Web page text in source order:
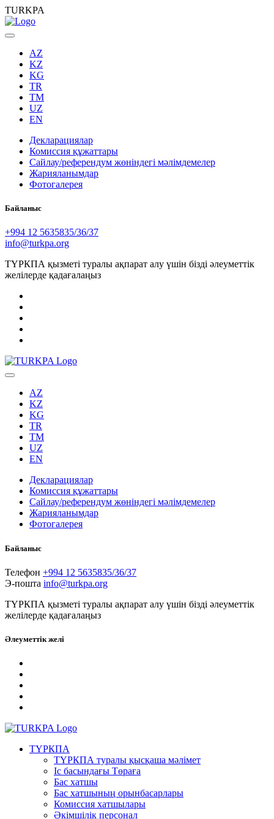
TURKPA
AZ
KZ
KG
TR
TM
UZ
EN
Декларациялар
Комиссия құжаттары
Сайлау/референдум жөніндегі мәлімдемелер
Жарияланымдар
Фотогалерея
Байланыс
+994 12 5635835/36/37
info@turkpa.org
ТҮРКПА қызметі туралы ақпарат алу үшін бізді әлеуметтік
желілерде қадағалаңыз
AZ
KZ
KG
TR
TM
UZ
EN
Декларациялар
Комиссия құжаттары
Сайлау/референдум жөніндегі мәлімдемелер
Жарияланымдар
Фотогалерея
Байланыс
Телефон +994 12 5635835/36/37
Э-пошта info@turkpa.org
ТҮРКПА қызметі туралы ақпарат алу үшін бізді әлеуметтік
желілерде қадағалаңыз
Әлеуметтік желі
ТҮРКПА
ТҮРКПА туралы қысқаша мәлімет
Iс басындағы Төраға
Бас хатшы
Бас хатшының орынбасарлары
Комиссия хатшылары
Әкімшілік персонал